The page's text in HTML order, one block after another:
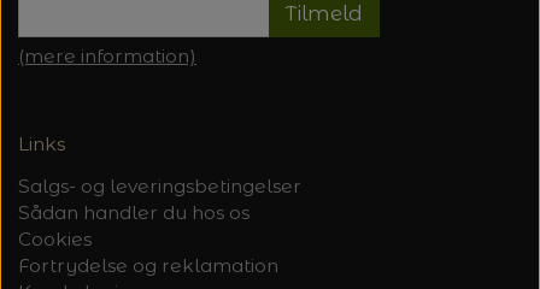
Tilmeld
(mere information)
Links
Salgs- og leveringsbetingelser
Sådan handler du hos os
Cookies
Fortrydelse og reklamation